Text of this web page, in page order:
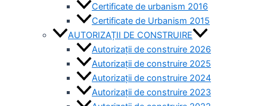
Certificate de urbanism 2016
Certificate de Urbanism 2015
AUTORIZAȚII DE CONSTRUIRE
Autorizații de construire 2026
Autorizații de construire 2025
Autorizații de construire 2024
Autorizații de construire 2023